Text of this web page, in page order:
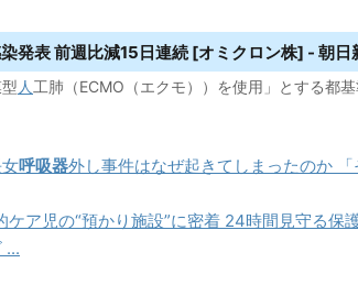
発表 前週比減15日連続 [オミクロン株] - 朝日
人 工肺（ECMO（エクモ））を使用」とする都
呼吸器外し事件はなぜ起きてしまったのか
ケア児の“預かり施設”に密着 24時間見守る保
...